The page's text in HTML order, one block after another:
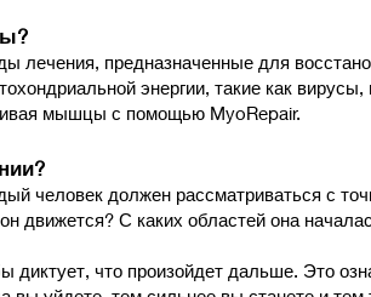
лечения, предназначенные для
энергии, такие как
мышцы с помощью MyoRepair.
человек должен рассматриваться с
движется? С каких областей она
диктует, что произойдет дальше. Это